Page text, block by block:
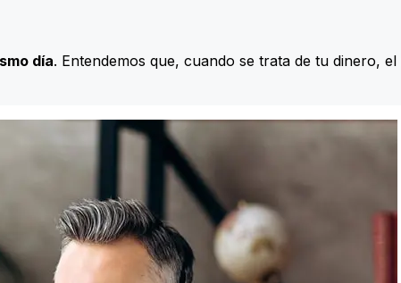
día. Entendemos que, cuando se trata de tu dinero,